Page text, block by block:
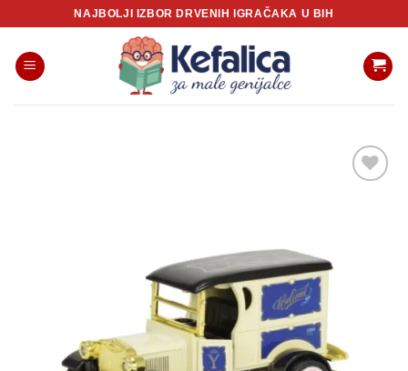
content
NAJBOLJI IZBOR DRVENIH IGRAČAKA U BIH